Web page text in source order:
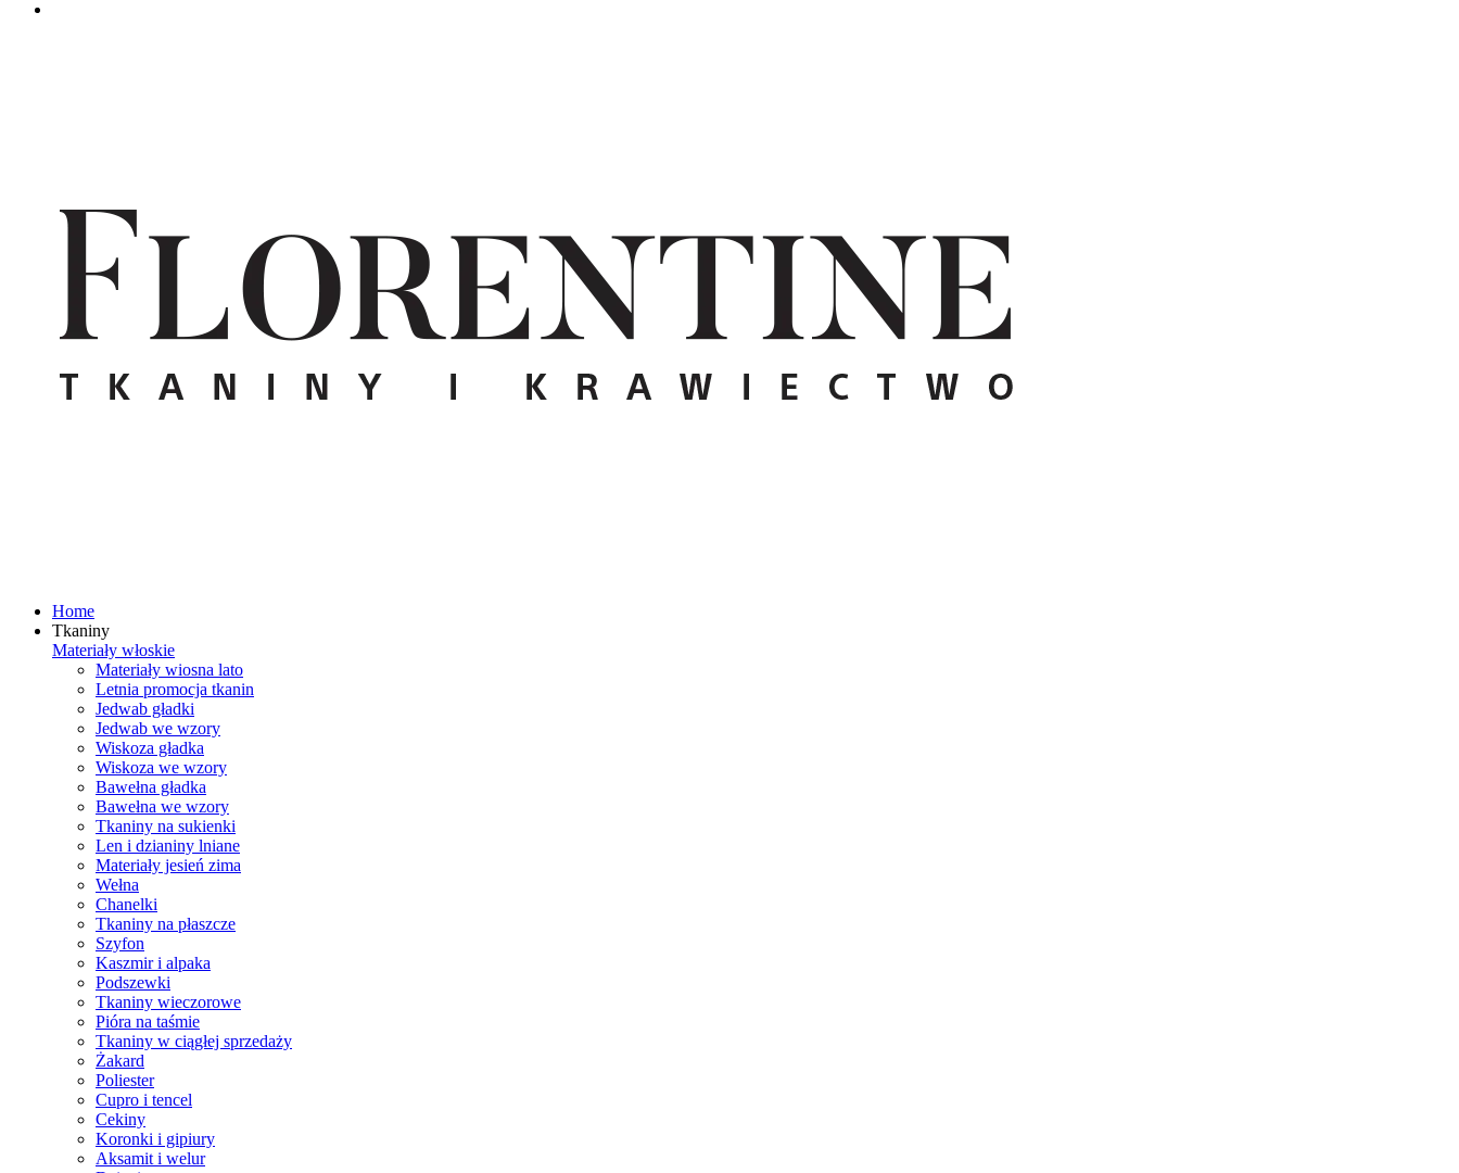
Home
Tkaniny
Materiały włoskie
Materiały wiosna lato
Letnia promocja tkanin
Jedwab gładki
Jedwab we wzory
Wiskoza gładka
Wiskoza we wzory
Bawełna gładka
Bawełna we wzory
Tkaniny na sukienki
Len i dzianiny lniane
Materiały jesień zima
Wełna
Chanelki
Tkaniny na płaszcze
Szyfon
Kaszmir i alpaka
Podszewki
Tkaniny wieczorowe
Pióra na taśmie
Tkaniny w ciągłej sprzedaży
Żakard
Poliester
Cupro i tencel
Cekiny
Koronki i gipiury
Aksamit i welur